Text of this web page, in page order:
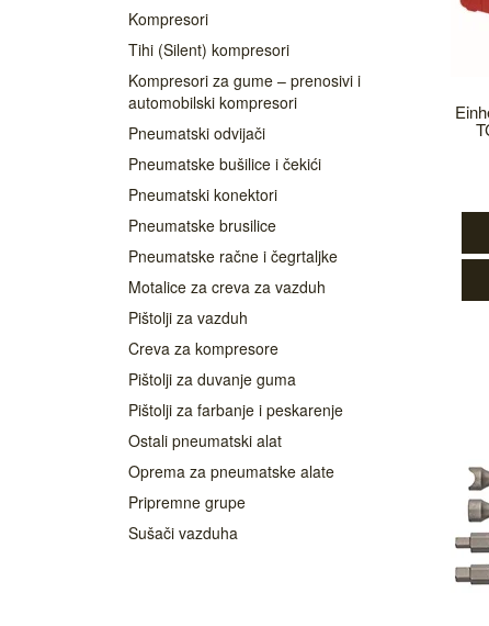
Kompresori
Tihi (Silent) kompresori
Kompresori za gume – prenosivi i
automobilski kompresori
Pneumatski odvijači
Pneumatske bušilice i čekići
Pneumatski konektori
Pneumatske brusilice
Pneumatske račne i čegrtaljke
Motalice za creva za vazduh
Pištolji za vazduh
Creva za kompresore
Pištolji za duvanje guma
Pištolji za farbanje i peskarenje
Ostali pneumatski alat
Oprema za pneumatske alate
Pripremne grupe
Sušači vazduha